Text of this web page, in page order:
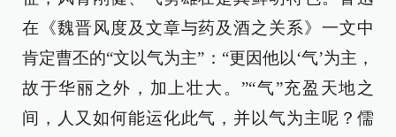
在《魏晋风度及文章与药及酒之关系》一文中
肯定曹丕的“文以气为主”：“更因他以‘气’为主，
故于华丽之外，加上壮大。”“气”充盈天地之
间，人又如何能运化此气，并以气为主呢？儒